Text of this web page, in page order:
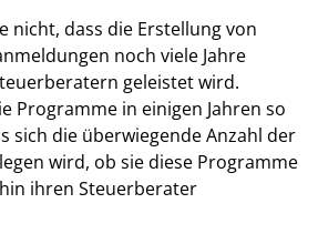
nicht, dass die Erstellung von
noch viele Jahre
geleistet wird.
Programme in einigen Jahren so
sich die überwiegende Anzahl der
wird, ob sie diese Programme
ihren Steuerberater